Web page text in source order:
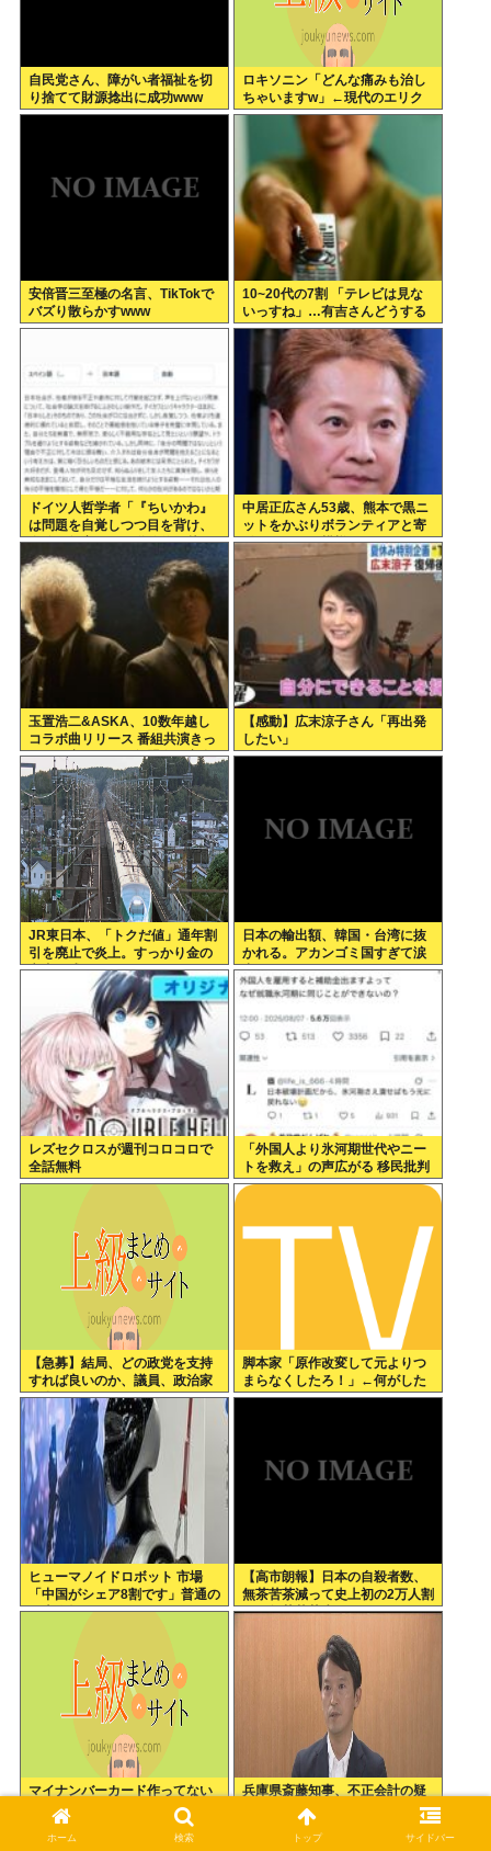
自民党さん、障がい者福祉を切
り捨てて財源捻出に成功www
ロキソニン「どんな痛みも治し
ちゃいますw」←現代のエリク
サーやろ…
安倍晋三至極の名言、TikTokで
バズり散らかすwww
10~20代の7割 「テレビは見な
いっすね」…有吉さんどうする
のこれ
ドイツ人哲学者「『ちいかわ』
は問題を自覚しつつ目を背け、
自分は無害という道徳的優越
感、堕落する国家日本そのもの
だ」
中居正広さん53歳、熊本で黒ニ
ットをかぶりボランティアと寄
付をしている模様
玉置浩二&ASKA、10数年越し
コラボ曲リリース 番組共演きっ
かけで実現…同い年盟友の完全
合作
【感動】広末涼子さん「再出発
したい」
JR東日本、「トクだ値」通年割
引を廃止で炎上。すっかり金の
亡者と成り下がったな
日本の輸出額、韓国・台湾に抜
かれる。アカンゴミ国すぎて涙
出てきた…
レズセクロスが週刊コロコロで
全話無料
「外国人より氷河期世代やニー
トを救え」の声広がる 移民批判
してる層ってもしかして…
【急募】結局、どの政党を支持
すれば良いのか、議員、政治家
は全員悪か
脚本家「原作改変して元よりつ
まらなくしたろ！」←何がした
いの？
ヒューマノイドロボット 市場
「中国がシェア8割です」普通の
日本人怒りのフェイクニュース
【高市朗報】日本の自殺者数、
無茶苦茶減って史上初の2万人割
れ。無茶苦茶生きやすい国にな
マイナンバーカード作ってない
奴って病院行くときどうすんの
兵庫県斎藤知事、不正会計の疑
いで前知事に聞き取り調査へ
ホーム 検索 トップ サイドバー